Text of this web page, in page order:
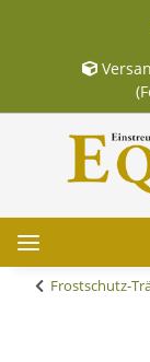
Frostschutz-